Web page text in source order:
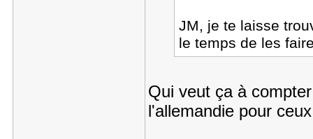
JM, je te laisse
le temps de les
Qui veut ça à
l'allemandie pour